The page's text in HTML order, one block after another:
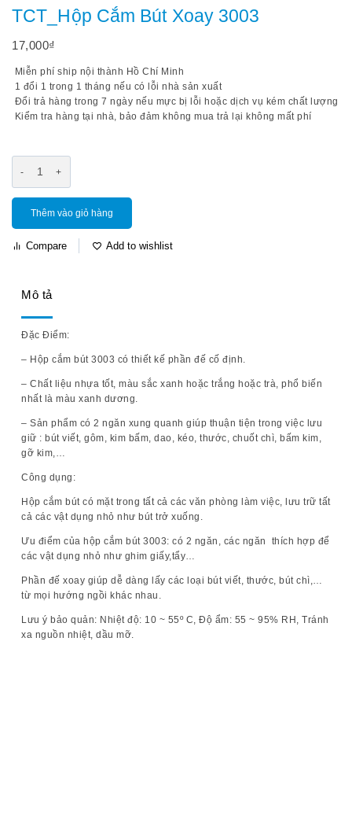
TCT_Hộp Cắm Bút Xoay 3003
17,000₫
Miễn phí ship nội thành Hồ Chí Minh
1 đổi 1 trong 1 tháng nếu có lỗi nhà sản xuất
Đổi trả hàng trong 7 ngày nếu mực bị lỗi hoặc dịch vụ kém chất lượng
Kiểm tra hàng tại nhà, bảo đảm không mua trả lại không mất phí
Thêm vào giỏ hàng
Compare Add to wishlist
Mô tả
Đặc Điểm:
– Hộp cắm bút 3003 có thiết kế phần đế cố định.
– Chất liệu nhựa tốt, màu sắc xanh hoặc trắng hoặc trà, phổ biến
nhất là màu xanh dương.
– Sản phẩm có 2 ngăn xung quanh giúp thuận tiện trong việc lưu
giữ : bút viết, gôm, kim bấm, dao, kéo, thước, chuốt chì, bấm kim,
gỡ kim,…
Công dụng:
Hộp cắm bút có mặt trong tất cả các văn phòng làm việc, lưu trữ tất
cả các vật dụng nhỏ như bút trở xuống.
Ưu điểm của hộp cắm bút 3003: có 2 ngăn, các ngăn thích hợp để
các vật dụng nhỏ như ghim giấy,tẩy…
Phần đế xoay giúp dễ dàng lấy các loại bút viết, thước, bút chì,…
từ mọi hướng ngồi khác nhau.
Lưu ý bảo quản: Nhiệt độ: 10 ~ 55º C, Độ ẩm: 55 ~ 95% RH, Tránh
xa nguồn nhiệt, dầu mỡ.